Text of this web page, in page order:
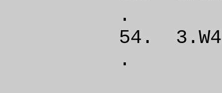
.
54.
.